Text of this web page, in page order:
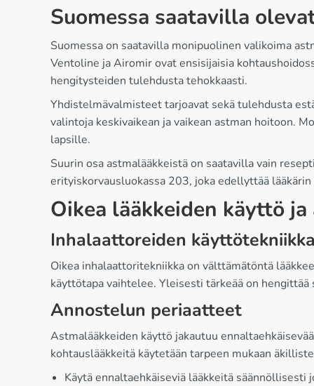
Suomessa saatavilla
Suomessa on saatavilla monipuolinen valikoima
Ventoline ja Airomir ovat ensisijaisia
hengitysteiden tulehdusta tehokkaasti.
Yhdistelmävalmisteet tarjoavat sekä tulehdusta
valintoja keskivaikean ja vaikean astman hoitoon.
lapsille.
Suurin osa astmalääkkeistä on saatavilla vain
erityiskorvausluokassa 203, joka edellyttää
Oikea lääkkeiden käyttö
Inhalaattoreiden
Oikea inhalaattoritekniikka on välttämätöntä
käyttötapa vaihtelee. Yleisesti tärkeää on
Annostelun periaatteet
Astmalääkkeiden käyttö jakautuu
kohtauslääkkeitä käytetään tarpeen mukaan
Käytä ennaltaehkäiseviä lääkkeitä säännöllisesti